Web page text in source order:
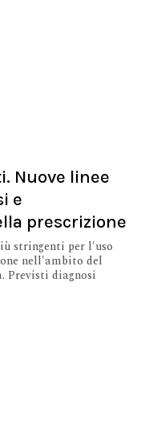
Nuove linee
e
prescrizione
stringenti per l'uso
nell'ambito del
Previsti diagnosi